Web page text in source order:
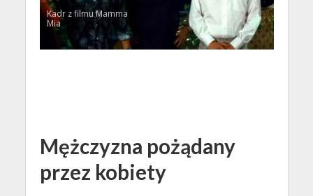
Kadr z filmu Mamma
Mia
Mężczyzna pożądany
przez kobiety